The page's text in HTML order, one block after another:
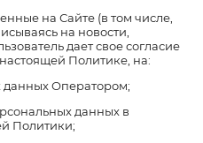
на Сайте (в том числе,
на новости,
дает свое согласие
Политике, на:
данных Оператором;
данных в
Политики;